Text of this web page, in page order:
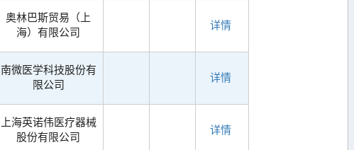
奥林巴斯贸易（上
海）有限公司
详情
南微医学科技股份有
限公司
详情
上海英诺伟医疗器械
股份有限公司
详情